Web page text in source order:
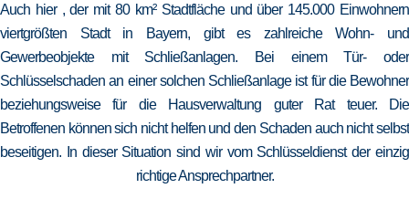
Auch hier , der mit 80 km² Stadtfläche und über 145.000 Einwohnern
viertgrößten Stadt in Bayern, gibt es zahlreiche Wohn- und
Gewerbeobjekte mit Schließanlagen. Bei einem Tür- oder
Schlüsselschaden an einer solchen Schließanlage ist für die Bewohner
beziehungsweise für die Hausverwaltung guter Rat teuer. Die
Betroffenen können sich nicht helfen und den Schaden auch nicht selbst
beseitigen. In dieser Situation sind wir vom Schlüsseldienst der einzig
richtige Ansprechpartner.